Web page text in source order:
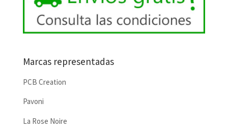
Marcas representadas
PCB Creation
Pavoni
La Rose Noire